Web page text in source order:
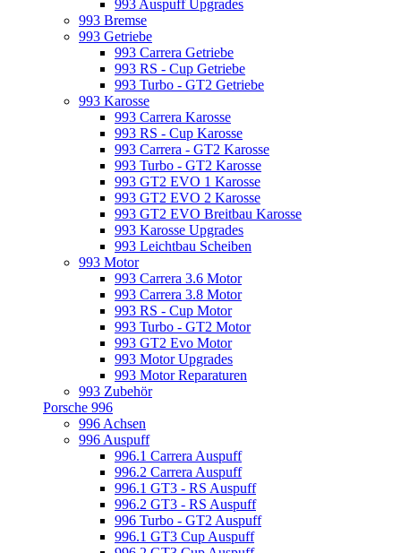
993 Auspuff Upgrades
993 Bremse
993 Getriebe
993 Carrera Getriebe
993 RS - Cup Getriebe
993 Turbo - GT2 Getriebe
993 Karosse
993 Carrera Karosse
993 RS - Cup Karosse
993 Carrera - GT2 Karosse
993 Turbo - GT2 Karosse
993 GT2 EVO 1 Karosse
993 GT2 EVO 2 Karosse
993 GT2 EVO Breitbau Karosse
993 Karosse Upgrades
993 Leichtbau Scheiben
993 Motor
993 Carrera 3.6 Motor
993 Carrera 3.8 Motor
993 RS - Cup Motor
993 Turbo - GT2 Motor
993 GT2 Evo Motor
993 Motor Upgrades
993 Motor Reparaturen
993 Zubehör
Porsche 996
996 Achsen
996 Auspuff
996.1 Carrera Auspuff
996.2 Carrera Auspuff
996.1 GT3 - RS Auspuff
996.2 GT3 - RS Auspuff
996 Turbo - GT2 Auspuff
996.1 GT3 Cup Auspuff